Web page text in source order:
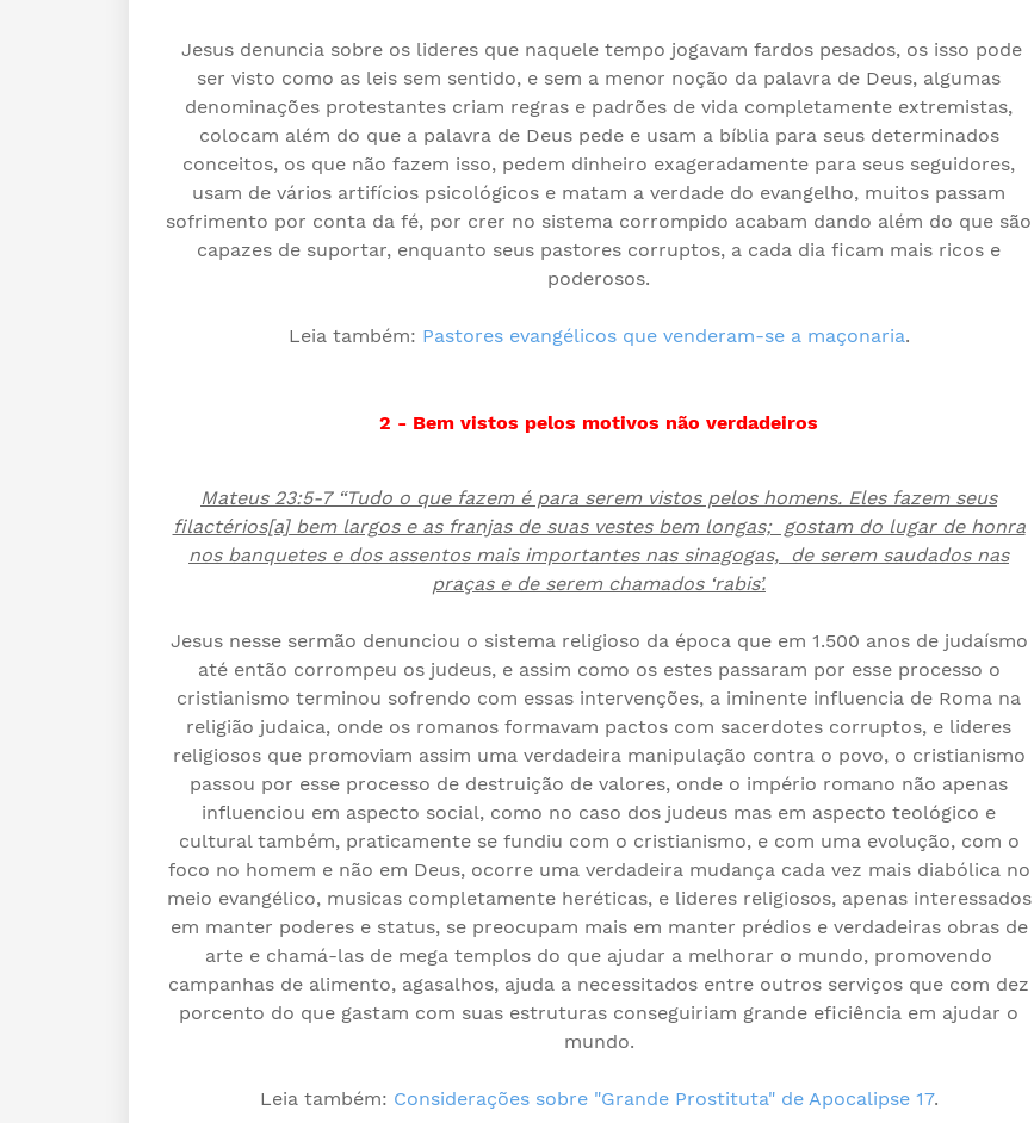
Jesus denuncia sobre os lideres que naquele tempo jogavam fardos pesados, os isso pode
ser visto como as leis sem sentido, e sem a menor noção da palavra de Deus, algumas
denominações protestantes criam regras e padrões de vida completamente extremistas,
colocam além do que a palavra de Deus pede e usam a bíblia para seus determinados
conceitos, os que não fazem isso, pedem dinheiro exageradamente para seus seguidores,
usam de vários artifícios psicológicos e matam a verdade do evangelho, muitos passam
sofrimento por conta da fé, por crer no sistema corrompido acabam dando além do que são
capazes de suportar, enquanto seus pastores corruptos, a cada dia ficam mais ricos e
poderosos.
Leia também: Pastores evangélicos que venderam-se a maçonaria.
2 - Bem vistos pelos motivos não verdadeiros
Mateus 23:5-7 “Tudo o que fazem é para serem vistos pelos homens. Eles fazem seus
filactérios[a] bem largos e as franjas de suas vestes bem longas; gostam do lugar de honra
nos banquetes e dos assentos mais importantes nas sinagogas, de serem saudados nas
praças e de serem chamados ‘rabis’.
Jesus nesse sermão denunciou o sistema religioso da época que em 1.500 anos de judaísmo
até então corrompeu os judeus, e assim como os estes passaram por esse processo o
cristianismo terminou sofrendo com essas intervenções, a iminente influencia de Roma na
religião judaica, onde os romanos formavam pactos com sacerdotes corruptos, e lideres
religiosos que promoviam assim uma verdadeira manipulação contra o povo, o cristianismo
passou por esse processo de destruição de valores, onde o império romano não apenas
influenciou em aspecto social, como no caso dos judeus mas em aspecto teológico e
cultural também, praticamente se fundiu com o cristianismo, e com uma evolução, com o
foco no homem e não em Deus, ocorre uma verdadeira mudança cada vez mais diabólica no
meio evangélico, musicas completamente heréticas, e lideres religiosos, apenas interessados
em manter poderes e status, se preocupam mais em manter prédios e verdadeiras obras de
arte e chamá-las de mega templos do que ajudar a melhorar o mundo, promovendo
campanhas de alimento, agasalhos, ajuda a necessitados entre outros serviços que com dez
porcento do que gastam com suas estruturas conseguiriam grande eficiência em ajudar o
mundo.
Leia também: Considerações sobre "Grande Prostituta" de Apocalipse 17.